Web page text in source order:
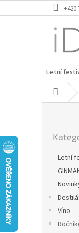
na
+420
Letní
Domů
Letní
Víno